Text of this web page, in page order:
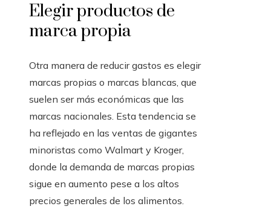
Elegir productos de
marca propia
Otra manera de reducir gastos es elegir
marcas propias o marcas blancas, que
suelen ser más económicas que las
marcas nacionales. Esta tendencia se
ha reflejado en las ventas de gigantes
minoristas como Walmart y Kroger,
donde la demanda de marcas propias
sigue en aumento pese a los altos
precios generales de los alimentos.